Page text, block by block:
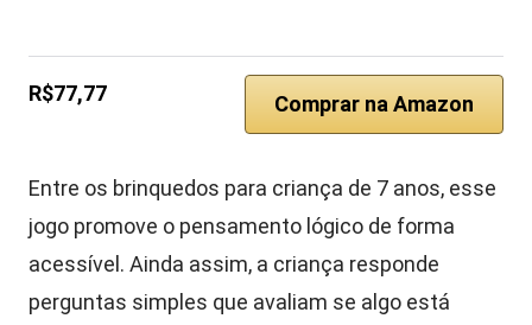
R$77,77 Comprar na Amazon
Entre os brinquedos para criança de 7 anos, esse
jogo promove o pensamento lógico de forma
acessível. Ainda assim, a criança responde
perguntas simples que avaliam se algo está